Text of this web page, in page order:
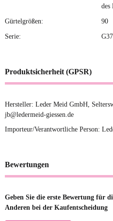
des
Gürtelgrößen: 90
Serie: G37
Produktsicherheit (GPSR)
Hersteller: Leder Meid GmbH,
jb@ledermeid-giessen.de
Importeur/Verantwortliche Person:
Bewertungen
Geben Sie die erste Bewertung für
Anderen bei der Kaufentscheidung